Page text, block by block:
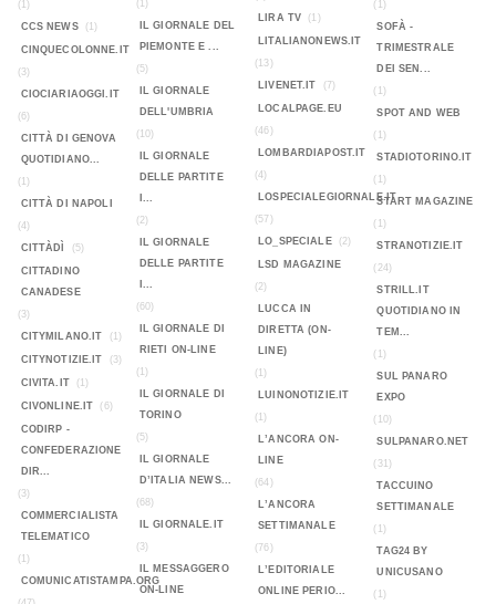
(1)
CCS NEWS
(1)
CINQUECOLONNE.IT
(3)
CIOCIARIAOGGI.IT
(6)
CITTÀ DI GENOVA
QUOTIDIANO...
(1)
CITTÀ DI NAPOLI
(4)
CITTÀDÌ
(5)
CITTADINO
CANADESE
(3)
CITYMILANO.IT
(1)
CITYNOTIZIE.IT (3)
CIVITA.IT (1)
CIVONLINE.IT (6)
CODIRP -
CONFEDERAZIONE
DIR...
(3)
COMMERCIALISTA
TELEMATICO
(1)
COMUNICATISTAMPA.ORG
(1)
IL GIORNALE DEL
PIEMONTE E ...
(5)
IL GIORNALE
DELL'UMBRIA
(10)
IL GIORNALE
DELLE PARTITE
I...
(2)
IL GIORNALE
DELLE PARTITE
I...
(60)
IL GIORNALE DI
RIETI ON-LINE
(1)
IL GIORNALE DI
TORINO
(5)
IL GIORNALE
D’ITALIA NEWS...
(68)
IL GIORNALE.IT
(3)
IL MESSAGGERO
ON-LINE
LIRA TV
(1)
LITALIANONEWS.IT
(13)
LIVENET.IT
(7)
LOCALPAGE.EU
(46)
LOMBARDIAPOST.IT
(4)
LOSPECIALEGIORNALE.IT
(57)
LO_SPECIALE
(2)
LSD MAGAZINE
(2)
LUCCA IN
DIRETTA (ON-
LINE)
(1)
LUINONOTIZIE.IT
(1)
L’ANCORA ON-
LINE
(64)
L’ANCORA
SETTIMANALE
(76)
L’EDITORIALE
ONLINE PERIO...
(1)
SOFÀ -
TRIMESTRALE
DEI SEN...
(1)
SPOT AND WEB
(1)
STADIOTORINO.IT
(1)
START MAGAZINE
(1)
STRANOTIZIE.IT
(24)
STRILL.IT
QUOTIDIANO IN
TEM...
(1)
SUL PANARO
EXPO
(10)
SULPANARO.NET
(31)
TACCUINO
SETTIMANALE
(1)
TAG24 BY
UNICUSANO
(1)